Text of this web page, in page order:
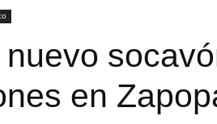
en